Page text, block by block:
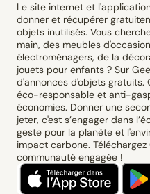
Le site internet et
donner et récupérer
objets inutilisés. Vous
main, des meubles
électroménagers, de la
jouets pour enfants ? Sur
d'annonces d'objets gratuits.
éco-responsable et anti-
économies. Donner une
jeter, c'est s’engager dans
geste pour la planète et
impact carbone.
communauté engagée !